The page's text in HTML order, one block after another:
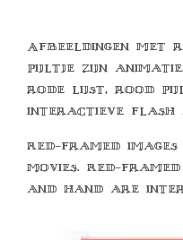
Afbeeldingen met
pijltje zijn
rode lijst, rood
interactieve flash
Red-framed
movies. Red-
and hand are